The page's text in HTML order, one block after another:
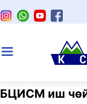
БЦИСМ иш